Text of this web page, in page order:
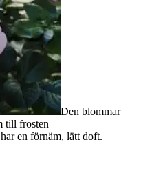
Den blommar
till frosten
en förnäm, lätt doft.